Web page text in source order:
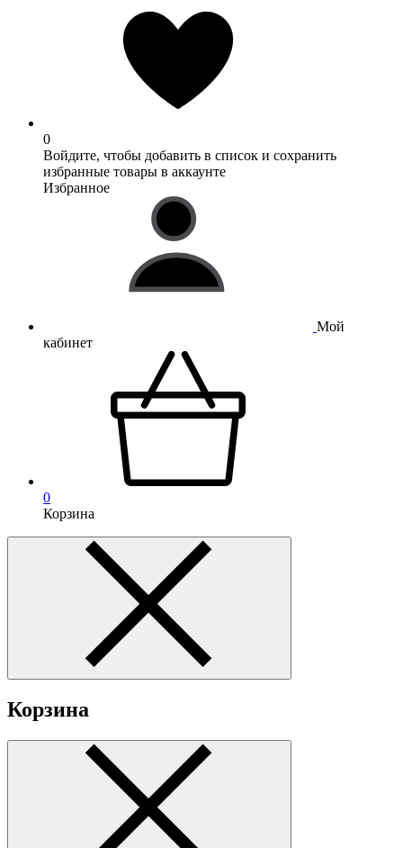
0
Войдите, чтобы добавить в список и сохранить
избранные товары в аккаунте
Избранное
Мой
кабинет
0
Корзина
Корзина